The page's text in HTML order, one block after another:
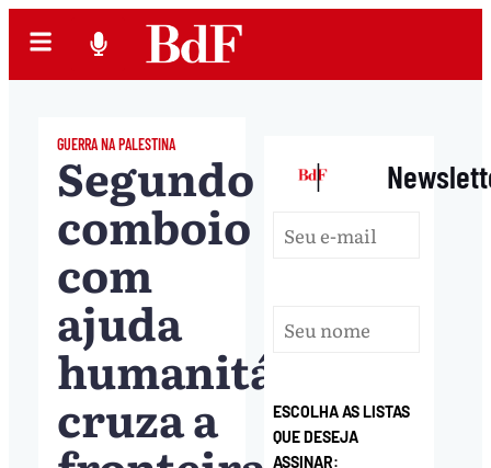
GUERRA NA PALESTINA
Segundo
comboio
com
ajuda
humanitária
cruza a
|
ESCOLHA AS LISTAS
QUE DESEJA
ASSINAR: